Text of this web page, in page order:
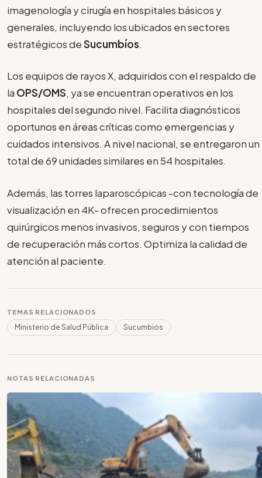
imagenología y cirugía en hospitales básicos y
generales, incluyendo los ubicados en sectores
estratégicos deSucumbíos.
Los equipos de rayos X, adquiridos con el respaldo de
la OPS/OMS, ya se encuentran operativos en los
hospitales del segundo nivel. Facilita diagnósticos
oportunos en áreas críticas como emergencias y
cuidados intensivos. A nivel nacional, se entregaron un
total de 69 unidades similares en 54 hospitales.
Además, las torres laparoscópicas -con tecnología de
visualización en 4K- ofrecen procedimientos
quirúrgicos menos invasivos, seguros y con tiempos
de recuperación más cortos. Optimiza la calidad de
atención al paciente.
TEMAS RELACIONADOS
Ministerio de Salud Pública Sucumbios
NOTAS RELACIONADAS